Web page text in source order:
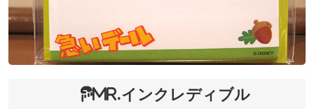
Mr.インクレディブル